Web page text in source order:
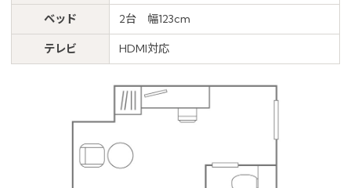
※You will be redirected to Choice Hotel International official
Rates and the membership program differ from Japanese website.
ベッド 2台 幅123cm
テレビ HDMI対応